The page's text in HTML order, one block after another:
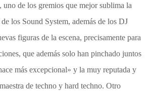
, uno de los gremios que mejor sublima la
los Sound System, además de los DJ
figuras de la escena, precisamente para
que además solo han pinchado juntos
más excepcional» y la muy reputada y
de techno y hard techno. Otro